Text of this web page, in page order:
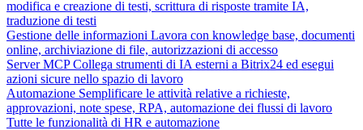
modifica e creazione di testi, scrittura di risposte tramite IA,
traduzione di testi
Gestione delle informazioni Lavora con knowledge base, documenti
online, archiviazione di file, autorizzazioni di accesso
Server MCP Collega strumenti di IA esterni a Bitrix24 ed esegui
azioni sicure nello spazio di lavoro
Automazione Semplificare le attività relative a richieste,
approvazioni, note spese, RPA, automazione dei flussi di lavoro
Tutte le funzionalità di HR e automazione